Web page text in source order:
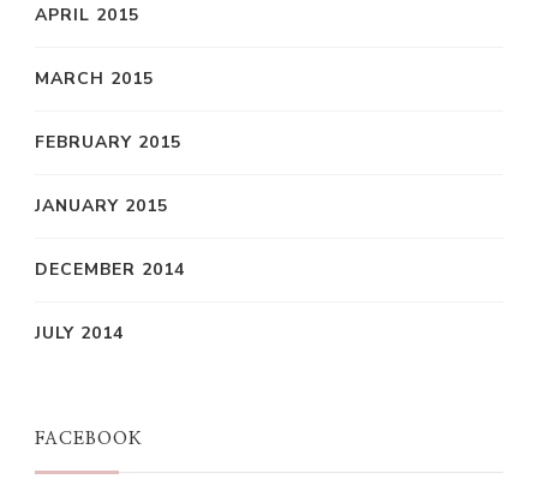
APRIL 2015
MARCH 2015
FEBRUARY 2015
JANUARY 2015
DECEMBER 2014
JULY 2014
FACEBOOK